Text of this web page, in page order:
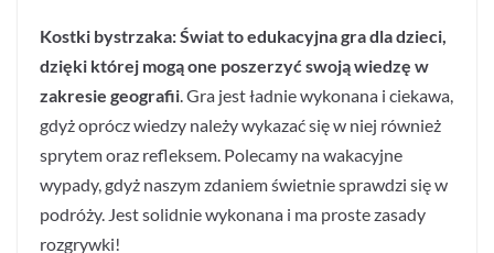
Kostki bystrzaka: Świat to edukacyjna gra dla dzieci,
dzięki której mogą one poszerzyć swoją wiedzę w
zakresie geografii. Gra jest ładnie wykonana i ciekawa,
gdyż oprócz wiedzy należy wykazać się w niej również
sprytem oraz refleksem. Polecamy na wakacyjne
wypady, gdyż naszym zdaniem świetnie sprawdzi się w
podróży. Jest solidnie wykonana i ma proste zasady
rozgrywki!